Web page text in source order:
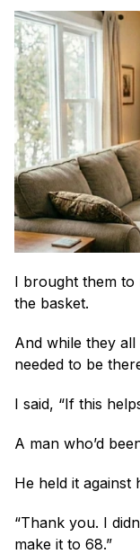
I brought them to
the basket.
And while they
needed to be
I said, “If this
A man who’d
He held it against
“Thank you. I
make it to 68.”